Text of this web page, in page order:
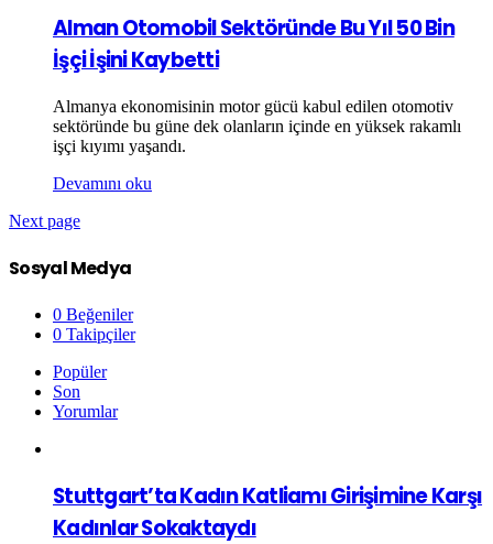
Alman Otomobil Sektöründe Bu Yıl 50 Bin
İşçi İşini Kaybetti
Almanya ekonomisinin motor gücü kabul edilen otomotiv
sektöründe bu güne dek olanların içinde en yüksek rakamlı
işçi kıyımı yaşandı.
Devamını oku
Next page
Sosyal Medya
0 Beğeniler
0 Takipçiler
Popüler
Son
Yorumlar
Stuttgart’ta Kadın Katliamı Girişimine Karşı
Kadınlar Sokaktaydı